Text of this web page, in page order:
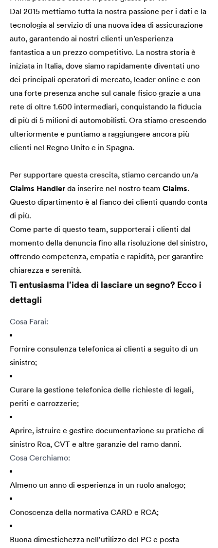
Dal 2015 mettiamo tutta la nostra passione per i dati e la
tecnologia al servizio di una nuova idea di assicurazione
auto, garantendo ai nostri clienti un’esperienza
fantastica a un prezzo competitivo. La nostra storia è
iniziata in Italia, dove siamo rapidamente diventati uno
dei principali operatori di mercato, leader online e con
una forte presenza anche sul canale fisico grazie a una
rete di oltre 1.600 intermediari, conquistando la fiducia
di più di 5 milioni di automobilisti. Ora stiamo crescendo
ulteriormente e puntiamo a raggiungere ancora più
clienti nel Regno Unito e in Spagna.
Per supportare questa crescita, stiamo cercando un/a
Claims Handler da inserire nel nostro team Claims.
Questo dipartimento è al fianco dei clienti quando conta
di più.
Come parte di questo team, supporterai i clienti dal
momento della denuncia fino alla risoluzione del sinistro,
offrendo competenza, empatia e rapidità, per garantire
chiarezza e serenità.
Ti entusiasma l’idea di lasciare un segno? Ecco i
dettagli
Cosa Farai:
Fornire consulenza telefonica ai clienti a seguito di un
sinistro;
Curare la gestione telefonica delle richieste di legali,
periti e carrozzerie;
Aprire, istruire e gestire documentazione su pratiche di
sinistro Rca, CVT e altre garanzie del ramo danni.
Cosa Cerchiamo:
Almeno un anno di esperienza in un ruolo analogo;
Conoscenza della normativa CARD e RCA;
Buona dimestichezza nell'utilizzo del PC e posta